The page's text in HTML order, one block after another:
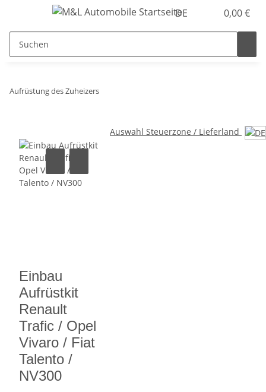
DE 0,00 €
Aufrüstung des Zuheizers
Auswahl Steuerzone / Lieferland
Einbau
Aufrüstkit
Renault
Trafic / Opel
Vivaro / Fiat
Talento /
NV300